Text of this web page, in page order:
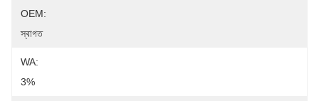
OEM:
স্বাগত
WA:
3%